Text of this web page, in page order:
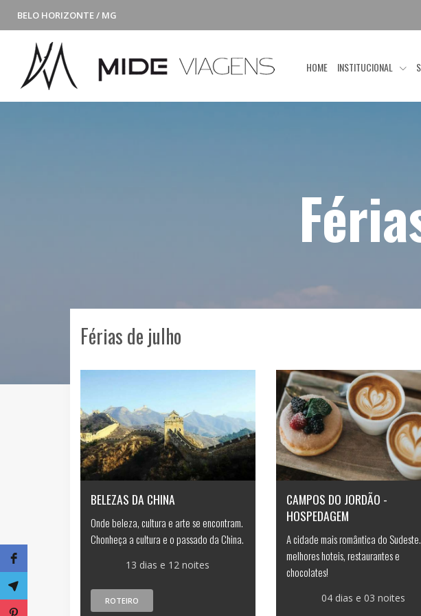
BELO HORIZONTE / MG
HOME INSTITUCIONAL
Férias de julho
BELEZAS DA CHINA
Onde beleza, cultura e arte se encontram.
Chonheça a cultura e o passado da China.
13 dias e 12 noites
ROTEIRO
CAMPOS DO JORDÃO -
HOSPEDAGEM
A cidade mais romântica do
melhores hoteis, restaurantes e
chocolates!
04 dias e 03 noites